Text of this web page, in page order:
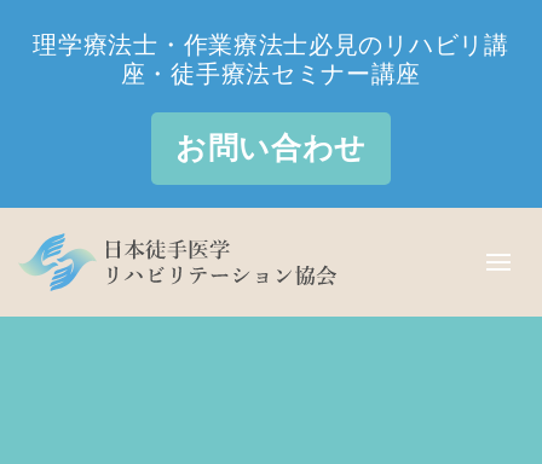
理学療法士・作業療法士必見のリハビリ講
座・徒手療法セミナー講座
お問い合わせ